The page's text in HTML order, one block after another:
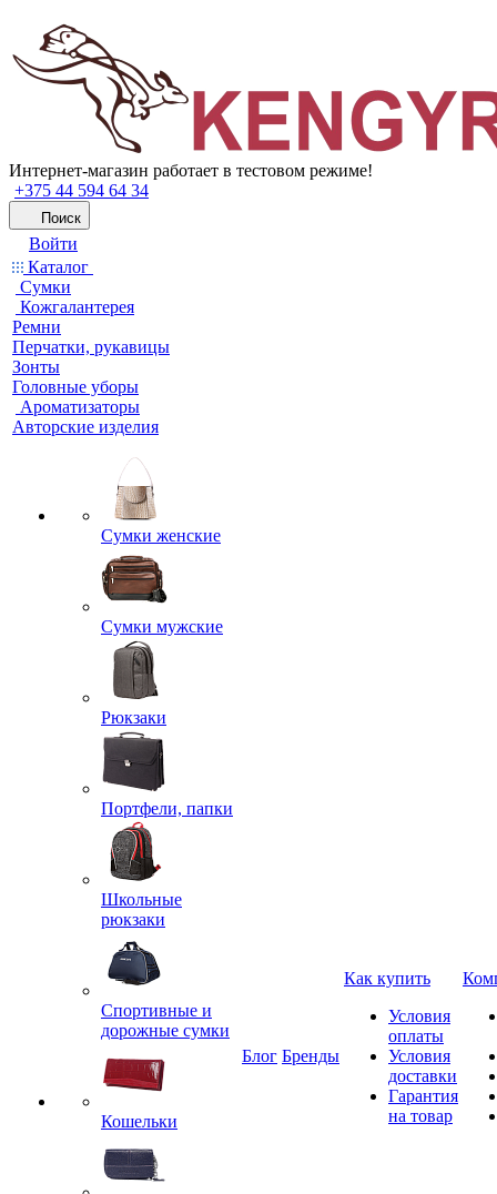
Интернет-магазин работает в тестовом режиме!
+375 44 594 64 34
Поиск
Войти
Каталог
Сумки
Кожгалантерея
Ремни
Перчатки, рукавицы
Зонты
Головные уборы
Ароматизаторы
Авторские изделия
Сумки женские
Сумки мужские
Рюкзаки
Портфели, папки
Школьные
рюкзаки
Спортивные и
дорожные сумки
Кошельки
Блог Бренды
Как купить
Условия
оплаты
Условия
доставки
Гарантия
на товар